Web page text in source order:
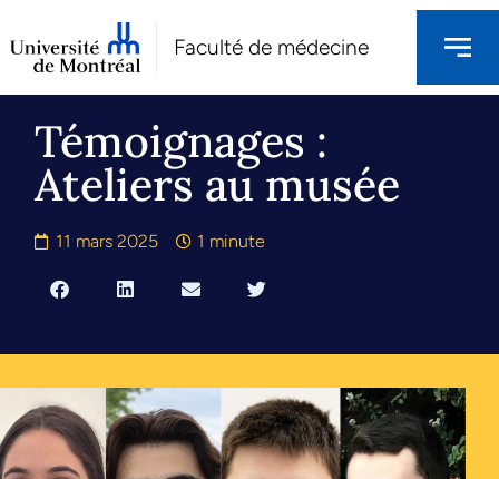
Faculté de médecine
Témoignages :
Ateliers au musée
11 mars 2025 1 minute